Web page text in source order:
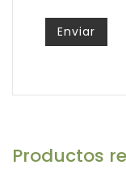
Productos